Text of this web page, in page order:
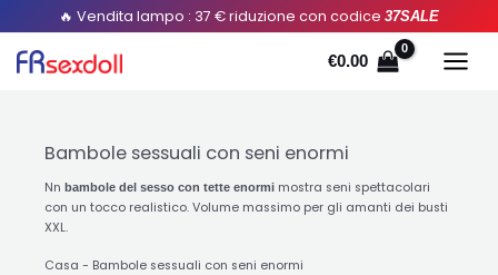
contenuto
🔥 Vendita lampo : 37 € riduzione con codice 37SALE
€0.00
Bambole sessuali con seni enormi
Nn bambole del sesso con tette enormi mostra seni spettacolari
con un tocco realistico. Volume massimo per gli amanti dei busti
XXL.
Casa - Bambole sessuali con seni enormi
Ordinato
per
popolarità